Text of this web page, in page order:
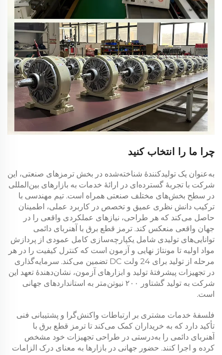
چرا ما را انتخاب کنید
به‌عنوان یک تولیدکنندهٔ شناخته‌شده در بخش ترمزهای صنعتی، این
شرکت با تجربهٔ گسترده‌ای در ارائهٔ خدمات به بازارهای بین‌المللی
در سطح بخش‌های مختلف صنعتی همراه است. تیم مهندسی با
ترکیب دانش نظری عمیق و تخصص در کاربرد عملی، اطمینان
حاصل می‌کند که هر طراحی، نیازهای عملکردی واقعی را در
جهان واقعی منعکس کند. ترمز قطع برق با آهنربای دائمی
توانایی‌های تولیدی شامل یکپارچه‌سازی کامل عمودی از پردازش
مواد اولیه تا مونتاژ نهایی و آزمون است که کنترل کیفیت را در هر
مرحله از تولید برای 24 ولت DC
تضمین می‌کند. سرمایه‌گذاری
در تجهیزات پیشرفتهٔ تولید و ابزارهای آزمون، نشان‌دهندهٔ تعهد این
شرکت به تولید گشتاور ۲۰۰ نیوتن‌متر
به استانداردهای جهانی
است.
فلسفهٔ خدمات مشتری بر ارتباطات واکنش‌گرا و پشتیبانی فنی
تأکید دارد که به خریداران کمک می‌کند تا ترمز قطع برق با
آهنربای دائمی را به‌درستی در طراحی تجهیزات خود مشخص
کرده و اجرا کنند. حضور جهانی در بازارها به معنای درک الزامات